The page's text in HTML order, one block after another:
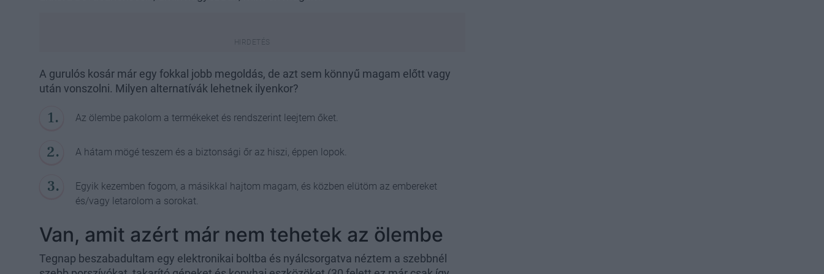
A gurulós kosár már egy fokkal jobb megoldás, de azt sem könnyű magam előtt vagy
után vonszolni. Milyen alternatívák lehetnek ilyenkor?
Az ölembe pakolom a termékeket és rendszerint leejtem őket.
A hátam mögé teszem és a biztonsági őr az hiszi, éppen lopok.
Egyik kezemben fogom, a másikkal hajtom magam, és közben elütöm az embereket
és/vagy letarolom a sorokat.
Van, amit azért már nem tehetek az ölembe
Tegnap beszabadultam egy elektronikai boltba és nyálcsorgatva néztem a szebbnél